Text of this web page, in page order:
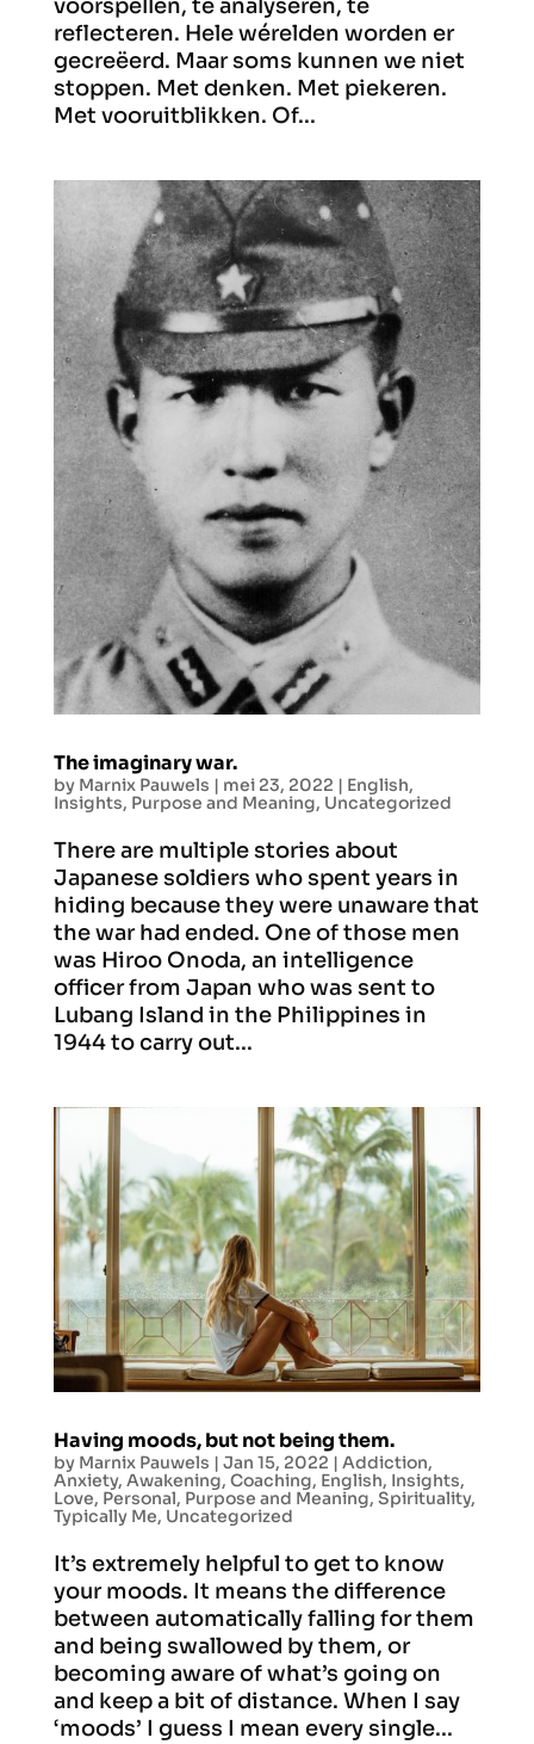
voorspellen, te analyseren, te
reflecteren. Hele wérelden worden er
gecreëerd. Maar soms kunnen we niet
stoppen. Met denken. Met piekeren.
Met vooruitblikken. Of...
The imaginary war.
by Marnix Pauwels | mei 23, 2022 | English,
Insights, Purpose and Meaning, Uncategorized
There are multiple stories about
Japanese soldiers who spent years in
hiding because they were unaware that
the war had ended. One of those men
was Hiroo Onoda, an intelligence
officer from Japan who was sent to
Lubang Island in the Philippines in
1944 to carry out...
Having moods, but not being them.
by Marnix Pauwels | Jan 15, 2022 | Addiction,
Anxiety, Awakening, Coaching, English, Insights,
Love, Personal, Purpose and Meaning, Spirituality,
Typically Me, Uncategorized
It’s extremely helpful to get to know
your moods. It means the difference
between automatically falling for them
and being swallowed by them, or
becoming aware of what’s going on
and keep a bit of distance. When I say
‘moods’ I guess I mean every single...